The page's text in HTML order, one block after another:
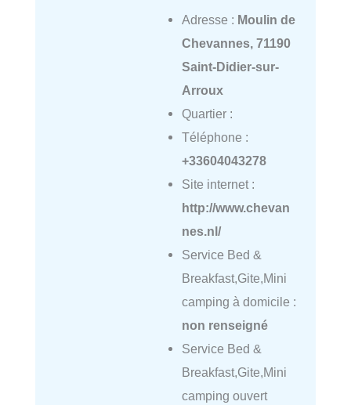
Adresse : Moulin de
Chevannes, 71190
Saint-Didier-sur-
Arroux
Quartier :
Téléphone :
+33604043278
Site internet :
http://www.chevan
nes.nl/
Service Bed &
Breakfast,Gite,Mini
camping à domicile :
non renseigné
Service Bed &
Breakfast,Gite,Mini
camping ouvert